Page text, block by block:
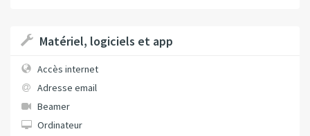
Matériel, logiciels et app
Accès internet
Adresse email
Beamer
Ordinateur